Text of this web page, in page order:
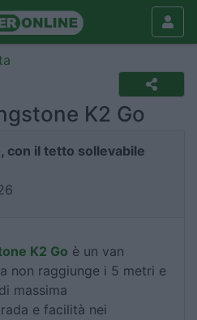
K2 Go
con il tetto sollevabile
K2 Go è un van
non raggiunge i 5 metri e
massima
e facilità nei